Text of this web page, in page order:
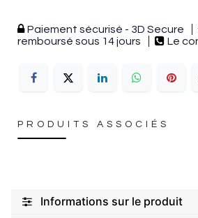
Paiement sécurisé - 3D Secure
remboursé sous 14 jours
Le
PRODUITS ASSOCIÉS
Informations sur le produit